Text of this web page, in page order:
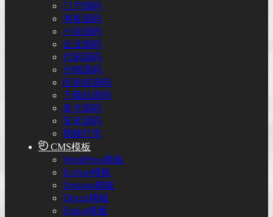
门户源码
淘客源码
小说源码
企业源码
代刷源码
分销源码
区块链源码
下载站源码
发卡源码
安卓源码
视频打赏
CMS模板
WordPress模板
Ecshop模板
Destoon模板
Discuz模板
Emlog模板